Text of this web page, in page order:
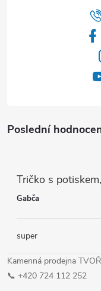
Poslední
Gabča
super
Kamenná prodejna
📞 +420 724 112 252